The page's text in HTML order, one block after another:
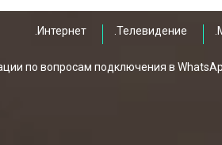
.Интернет .Телевидение
по вопросам подключения в